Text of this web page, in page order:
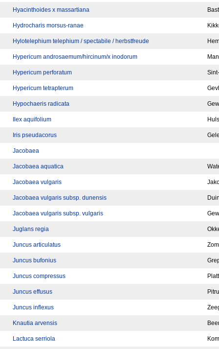
Hyacinthoides x massartiana
Hydrocharis morsus-ranae
Hylotelephium telephium / spectabile / herbstfreude
Hypericum androsaemum/hircinum/x inodorum
Hypericum perforatum
Hypericum tetrapterum
Hypochaeris radicata
Ilex aquifolium
Iris pseudacorus
Jacobaea
Jacobaea aquatica
Jacobaea vulgaris
Jacobaea vulgaris subsp. dunensis
Jacobaea vulgaris subsp. vulgaris
Juglans regia
Juncus articulatus
Juncus bufonius
Juncus compressus
Juncus effusus
Juncus inflexus
Knautia arvensis
Lactuca serriola